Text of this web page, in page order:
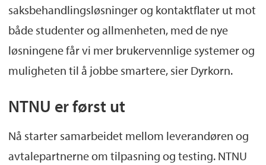
saksbehandlingsløsninger og kontaktflater ut mot
både studenter og allmenheten, med de nye
løsningene får vi mer brukervennlige systemer og
muligheten til å jobbe smartere, sier Dyrkorn.
NTNU er først ut
Nå starter samarbeidet mellom leverandøren og
avtalepartnerne om tilpasning og testing. NTNU